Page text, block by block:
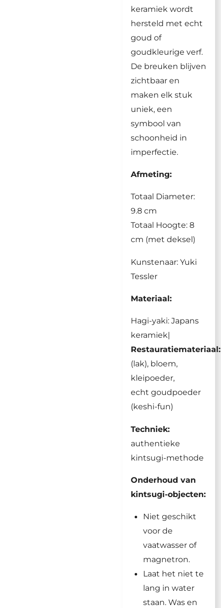
keramiek wordt
hersteld met echt
goud of
goudkleurige verf.
De breuken blijven
zichtbaar en
maken elk stuk
uniek, een
symbool van
schoonheid in
imperfectie.
Afmeting:
Totaal Diameter:
9.8 cm
Totaal Hoogte: 8
cm (met deksel)
Kunstenaar: Yuki
Tessler
Materiaal:
Hagi-yaki: Japans
keramiek|
Restauratiemateriaal:
(lak), bloem,
kleipoeder,
echt goudpoeder
(keshi-fun)
Techniek:
authentieke
kintsugi-methode
Onderhoud van
kintsugi-objecten:
Niet geschikt
voor de
vaatwasser of
magnetron.
Laat het niet te
lang in water
staan. Was en